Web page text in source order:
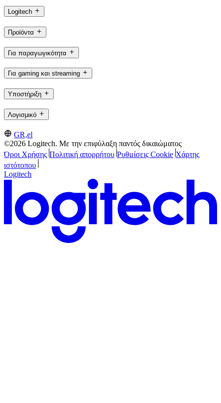
Logitech
Προϊόντα
Για παραγωγικότητα
Για gaming και streaming
Υποστήριξη
Λογισμικό
GR,el
©2026 Logitech. Με την επιφύλαξη παντός δικαιώματος
Όροι Χρήσης Πολιτική απορρήτου Ρυθμίσεις Cookie Χάρτης
ιστότοπου
Logitech